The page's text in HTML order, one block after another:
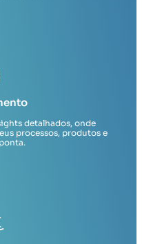
detalhados, onde
processos, produtos e